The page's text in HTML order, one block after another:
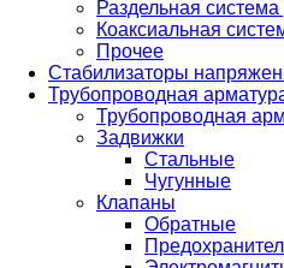
Раздельная
Коаксиальная
Прочее
Стабилизаторы
Трубопроводная
Трубопроводная
Задвижки
Стальные
Чугунные
Клапаны
Обратные